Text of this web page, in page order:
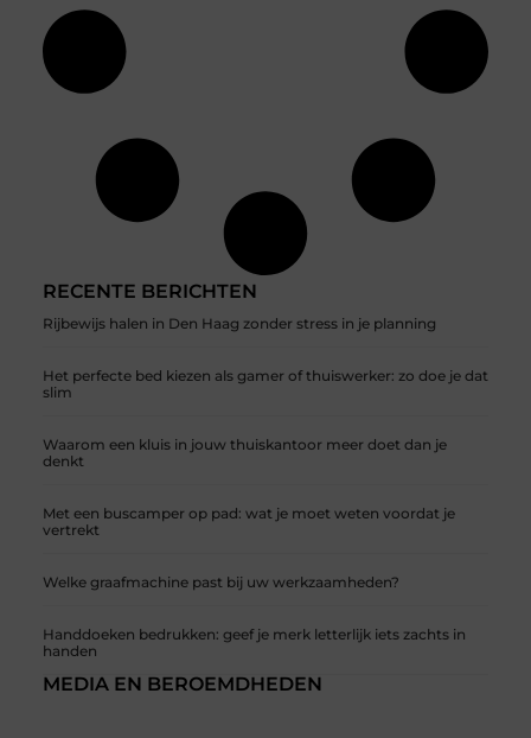
RECENTE BERICHTEN
Rijbewijs halen in Den Haag zonder stress in je planning
Het perfecte bed kiezen als gamer of thuiswerker: zo doe je dat
slim
Waarom een kluis in jouw thuiskantoor meer doet dan je
denkt
Met een buscamper op pad: wat je moet weten voordat je
vertrekt
Welke graafmachine past bij uw werkzaamheden?
Handdoeken bedrukken: geef je merk letterlijk iets zachts in
handen
MEDIA EN BEROEMDHEDEN